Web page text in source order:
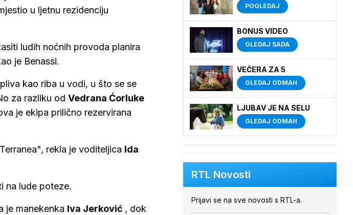
u ljetnu rezidenciju
ludih noćnih provoda planira
je Benassi.
kao riba u vodi, u što se se
za razliku od Vedrana Ćorluke
je ekipa prilično rezervirana
rekla je voditeljica Ida
na lude poteze.
je manekenka Iva Jerković , dok
POGLEDAJ
BONUS VIDEO
GLEDAJ SADA
VEČERA ZA 5
GLEDAJ ODMAH
LJUBAV JE NA SELU
GLEDAJ ODMAH
RTL Novosti
Prijavi se na sve novosti s RTL-a.